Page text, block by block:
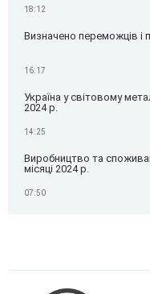
18:12
Визначено переможців і
16:17
Україна у світовому
2024 р.
14:25
Виробництво та
місяці 2024 р.
07:50